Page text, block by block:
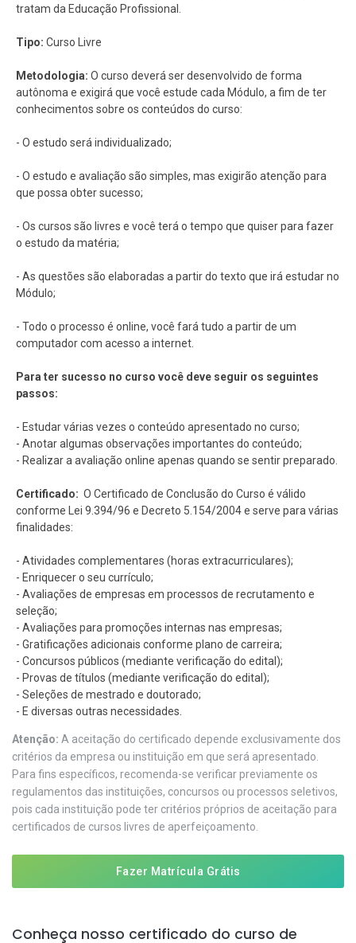
tratam da Educação Profissional.
Tipo: Curso Livre
Metodologia: O curso deverá ser desenvolvido de forma
autônoma e exigirá que você estude cada Módulo, a fim de ter
conhecimentos sobre os conteúdos do curso:
- O estudo será individualizado;
- O estudo e avaliação são simples, mas exigirão atenção para
que possa obter sucesso;
- Os cursos são livres e você terá o tempo que quiser para fazer
o estudo da matéria;
- As questões são elaboradas a partir do texto que irá estudar no
Módulo;
- Todo o processo é online, você fará tudo a partir de um
computador com acesso a internet.
Para ter sucesso no curso você deve seguir os seguintes
passos:
- Estudar várias vezes o conteúdo apresentado no curso;
- Anotar algumas observações importantes do conteúdo;
- Realizar a avaliação online apenas quando se sentir preparado.
Certificado: O Certificado de Conclusão do Curso é válido
conforme Lei 9.394/96 e Decreto 5.154/2004 e serve para várias
finalidades:
- Atividades complementares (horas extracurriculares);
- Enriquecer o seu currículo;
- Avaliações de empresas em processos de recrutamento e
seleção;
- Avaliações para promoções internas nas empresas;
- Gratificações adicionais conforme plano de carreira;
- Concursos públicos (mediante verificação do edital);
- Provas de títulos (mediante verificação do edital);
- Seleções de mestrado e doutorado;
- E diversas outras necessidades.
Atenção: A aceitação do certificado depende exclusivamente dos
critérios da empresa ou instituição em que será apresentado.
Para fins específicos, recomenda-se verificar previamente os
regulamentos das instituições, concursos ou processos seletivos,
pois cada instituição pode ter critérios próprios de aceitação para
certificados de cursos livres de aperfeiçoamento.
Fazer Matrícula Grátis
Conheça nosso certificado do curso de